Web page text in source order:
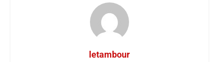
letambour